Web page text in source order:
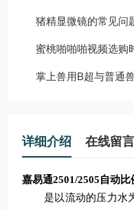
猪精显微镜的常见问
蜜桃啪啪啪视频选购
掌上兽用B超与普通
详细介绍 在线留言
嘉易通2501/2505自动比
是以流动的压力水为